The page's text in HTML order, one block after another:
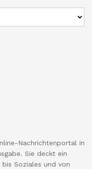
Nachrichtenportal in
Sie deckt ein
Soziales und von